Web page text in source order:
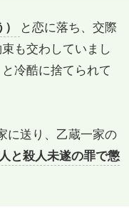
と恋に落ち、交際
も交わしていまし
冷酷に捨てられて
に送り、乙蔵一家の
と殺人未遂の罪で懲